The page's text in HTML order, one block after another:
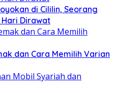
di Cililin, Seorang
Hari Dirawat
dan Cara Memilih Varian